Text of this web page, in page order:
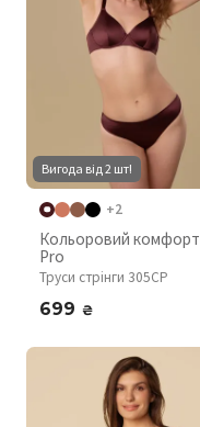
Вигода від 2 шт!
+2
Кольоровий комфорт
Pro
Труси стрінги 305CP
699 ₴